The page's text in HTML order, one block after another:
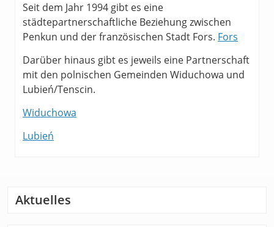
Seit dem Jahr 1994 gibt es eine
städtepartnerschaftliche Beziehung zwischen
Penkun und der französischen Stadt Fors. Fors
Darüber hinaus gibt es jeweils eine Partnerschaft
mit den polnischen Gemeinden Widuchowa und
Lubień/Tenscin.
Widuchowa
Lubień
Aktuelles